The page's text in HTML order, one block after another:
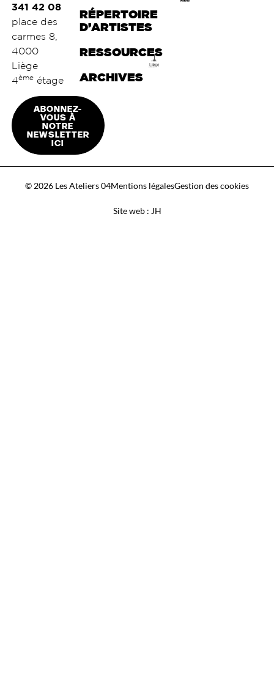
341 42 08
place des
carmes 8,
4000
Liège
4èmeétage
ABONNEZ-
VOUS À
NOTRE
NEWSLETTER
ICI
RÉPERTOIRE
D’ARTISTES
RESSOURCES
ARCHIVES
© 2026 Les Ateliers 04Mentions légalesGestion des cookies
Site web : JH